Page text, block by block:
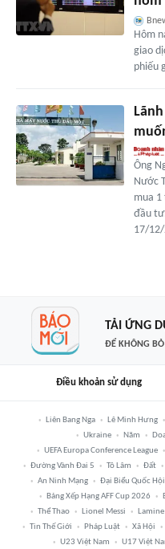
Hôm
giao
phiếu
Ông
Nước
mua 1
đầu
17/
TẢI ỨNG
ĐỂ KHÔNG
Điều khoản sử dụng
Liên Bang Nga Lê Minh Hưng
Ukraine
Năm
UEFA Europa Conference League
Đường Vành Đai 5
Tô Lâm Đất
An Ninh Mạng
Đại Biểu Quốc Hội
Bảng Xếp Hạng AFF Cup 2026
Thể Thao
Lionel Messi Lamine
Tin Thế Giới
Pháp Luật Xã Hội
U23 Việt Nam
U17 Việt